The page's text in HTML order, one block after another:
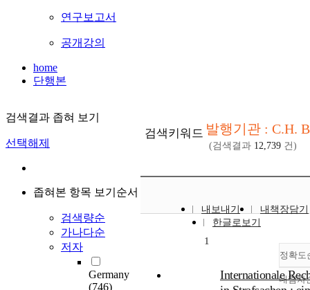
연구보고서
공개강의
home
단행본
검색결과 좁혀 보기
선택해제
좁혀본 항목 보기순서
검색량순
가나다순
저자
Germany
(746)
검색키워드 발행기관 : C.H.
(검색결과 12,739 건)
내보내기
내책장담기
한글로보기
정확도
내림차
1
Internationale